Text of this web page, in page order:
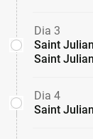
Dia 3
Saint
Saint
Dia 4
Saint